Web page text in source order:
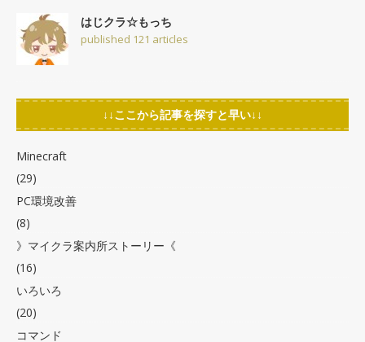
はじクラ☆もっち
published 121 articles
↓↓ここから記事を探すと早い↓↓
Minecraft
(29)
PC環境改善
(8)
》マイクラ案内所ストーリー《
(16)
いろいろ
(20)
コマンド